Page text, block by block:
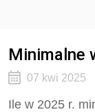
Minimalne
07 kwi 2025
Ile w 2025 r.